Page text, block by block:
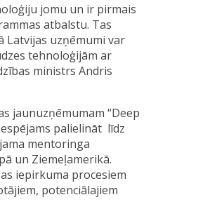
jomu un ir pirmais
atbalstu. Tas
Latvijas uzņēmumi var
tehnoloģijām ar
ministrs Andris
jaunuzņēmumam “Deep
palielināt līdz
mentoringa
un Ziemeļamerikā.
iepirkuma procesiem
potenciālajiem